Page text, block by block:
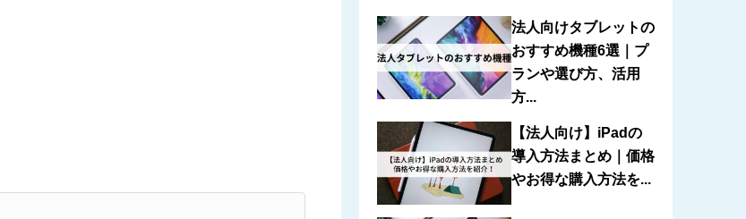
法人向けタブレットの
おすすめ機種6選｜プ
ランや選び方、活用
方...
【法人向け】iPadの
導入方法まとめ｜価格
やお得な購入方法を...